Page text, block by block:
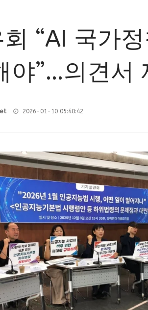
“AI 국가
야”…의견서
Posted
2026-01-10 05:40:42